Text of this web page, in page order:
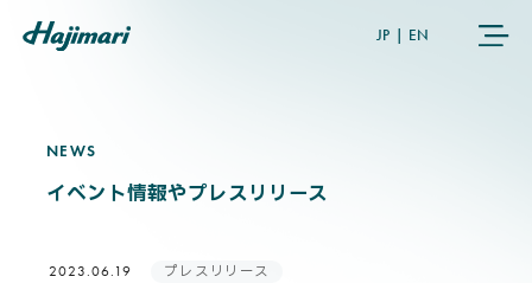
JP EN
COMPANY
NEWS
NEWS
イベント情報やプレスリリース
2023.06.19 プレスリリース